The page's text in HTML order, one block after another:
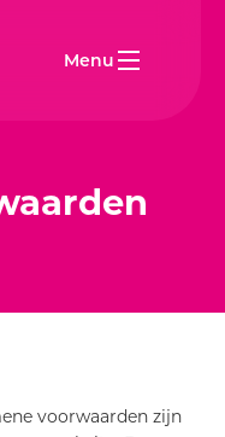
Menu
voorwaarden zijn